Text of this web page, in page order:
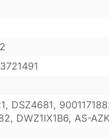
DSZ4681,
DWZ1IX1B6, AS-